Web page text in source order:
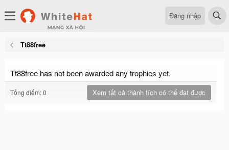
Đăng nhập
Tt88free
Tt88free has not been awarded any trophies yet.
Tổng điểm: 0 Xem tất cả thành tích có thể đạt được